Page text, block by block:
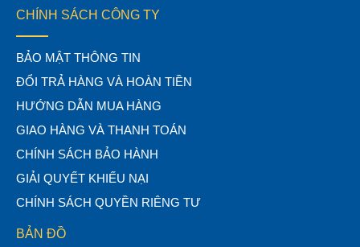
CHÍNH SÁCH CÔNG TY
BẢO MẬT THÔNG TIN
ĐỔI TRẢ HÀNG VÀ HOÀN TIỀN
HƯỚNG DẪN MUA HÀNG
GIAO HÀNG VÀ THANH TOÁN
CHÍNH SÁCH BẢO HÀNH
GIẢI QUYẾT KHIẾU NẠI
CHÍNH SÁCH QUYỀN RIÊNG TƯ
BẢN ĐỒ